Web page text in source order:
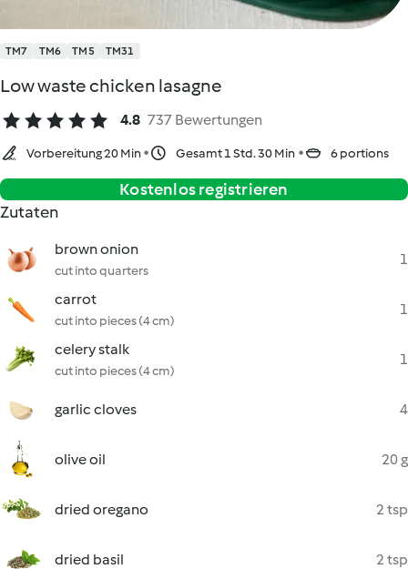
TM7 TM6 TM5 TM31
Low waste chicken lasagne
4.8 737 Bewertungen
Vorbereitung 20 Min Gesamt 1 Std. 30 Min 6 portions
Kostenlos registrieren
Zutaten
brown onion
cut into quarters
1
carrot
cut into pieces (4 cm)
1
celery stalk
cut into pieces (4 cm)
1
garlic cloves 4
olive oil 20 g
dried oregano 2 tsp
dried basil 2 tsp